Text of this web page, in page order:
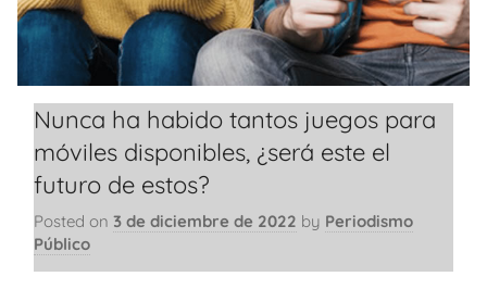
Nunca ha habido tantos juegos para
móviles disponibles, ¿será este el
futuro de estos?
Posted on 3 de diciembre de 2022 by Periodismo
Público